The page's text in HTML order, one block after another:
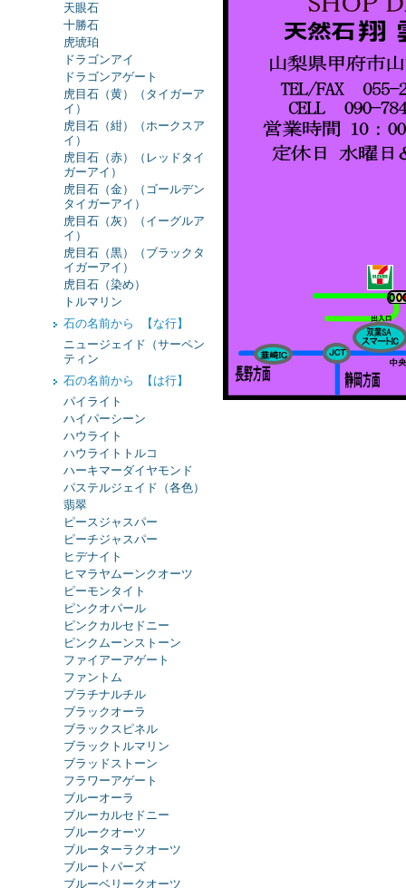
天眼石
十勝石
虎琥珀
ドラゴンアイ
ドラゴンアゲート
虎目石（黄）（タイガーア
イ）
虎目石（紺）（ホークスア
イ）
虎目石（赤）（レッドタイ
ガーアイ）
虎目石（金）（ゴールデン
タイガーアイ）
虎目石（灰）（イーグルア
イ）
虎目石（黒）（ブラックタ
イガーアイ）
虎目石（染め）
トルマリン
石の名前から 【な行】
ニュージェイド（サーペン
ティン
石の名前から 【は行】
パイライト
ハイパーシーン
ハウライト
ハウライトトルコ
ハーキマーダイヤモンド
パステルジェイド（各色）
翡翠
ピースジャスパー
ピーチジャスパー
ヒデナイト
ヒマラヤムーンクオーツ
ピーモンタイト
ピンクオパール
ピンクカルセドニー
ピンクムーンストーン
ファイアーアゲート
ファントム
プラチナルチル
ブラックオーラ
ブラックスピネル
ブラックトルマリン
ブラッドストーン
フラワーアゲート
ブルーオーラ
ブルーカルセドニー
ブルークオーツ
ブルーターラクオーツ
ブルートパーズ
ブルーベリークオーツ